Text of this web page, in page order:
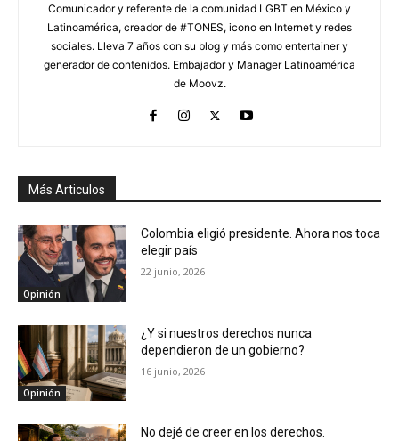
Comunicador y referente de la comunidad LGBT en México y
Latinoamérica, creador de #TONES, icono en Internet y redes
sociales. Lleva 7 años con su blog y más como entertainer y
generador de contenidos. Embajador y Manager Latinoamérica
de Moovz.
Más Articulos
Opinión
Colombia eligió presidente. Ahora nos toca
elegir país
22 junio, 2026
Opinión
¿Y si nuestros derechos nunca
dependieron de un gobierno?
16 junio, 2026
No dejé de creer en los derechos.